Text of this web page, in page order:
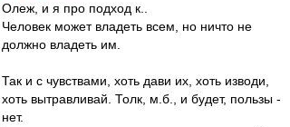
Олеж, и я про подход к..
Человек может владеть всем, но ничто не
должно владеть им.
Так и с чувствами, хоть дави их, хоть изводи,
хоть вытравливай. Толк, м.б., и будет, пользы -
нет.